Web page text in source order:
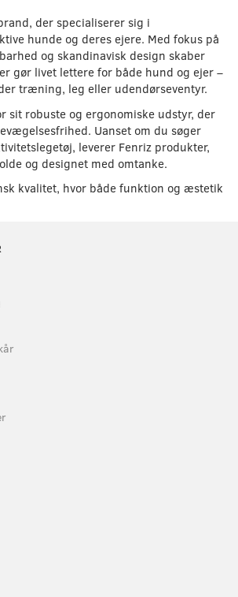
der specialiserer sig i
hunde og deres ejere. Med fokus på
og skandinavisk design skaber
gør livet lettere for både hund og ejer –
træning, leg eller udendørseventyr.
sit robuste og ergonomiske udstyr, der
Uanset om du søger
leverer Fenriz produkter,
og designet med omtanke.
kvalitet, hvor både funktion og æstetik